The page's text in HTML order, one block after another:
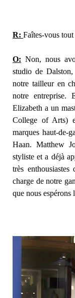
R: Faîtes-vous
O: Non, nous
studio de
notre tailleur en
notre entreprise.
Elizabeth a un
College of Arts)
marques haut-de-
Haan. Matthew
styliste et a déjà
très
charge de notre
que nous espérons